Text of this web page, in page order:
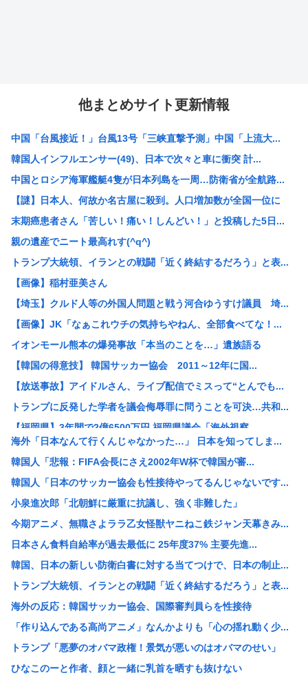
他まとめサイト更新情報
中国「台風接近！」台風13号「三峡直撃予測」中国「上流大...
韓国人インフルエンサー(49)、日本で次々と車に衝突 計...
中国とロシア海軍艦艇4隻が日本列島を一周…防衛省が全航路...
【謎】日本人、何故か名古屋に殺到。人口増加数が全国一位に
末期癌患者さん「苦しい！痛い！しんどい！」と投稿した5日...
親の遺産でニート最高れす(^q^)
トランプ大統領、イランとの戦闘「近く終結するだろう」と表...
【画像】稲村亜美さん
【埼玉】クルド人等の外国人問題と戦う河合ゆうすけ議員 埼...
【画像】JK「なぁこれウチの気持ちやねん、全部食べてな！...
イオンモール熊本の爆発事故「本当のことを…」遺族語る
【韓国の得意技】 韓国サッカー協会 2011～12年に国...
【放送事故】アイドルさん、ライブ配信でミスって“とんでも...
トランプに反発した学者を議会侮辱罪に問うことを可決…共和...
【福岡県】3年間で2億6500万円 福岡県議会「海外視察...
外国人留学生「また月給24万円、あんなに働いたのに…」ワ...
【朗報】熊本地震、ついに激甚災害指定！復旧費用は国が持つ...
ジャンポケ斉藤の被害女性「バウムクーヘン売ったりTikT...
【朗報】高市コイン、ホクホクし始めるwww
【衝撃】移民ベトナム女さん達の宅飲み、ガチでレベチwww
【悲報】日本円さん、「日米協調介入」すら無効化してしまう...
【朗報】中居正広さん、熊本で再び「ひそかに被災地支援」か...
スクーターの高校生ら2人が死傷、衝突した車の運転手を逮捕
「あきれてモノが言えない」「国を維持できるの？」外国人の...
【悲報】リュウジ氏、冷やし中華は「ダルい料理トップ10に...
【悲報】ショートスリーパー堀さん、対面で高須幹弥にキレる
経済大国の日本、世界に売るものがなさすぎて史上初めて韓国...
海外「日本なんて行くんじゃなかった…」 日本を知ってしま...
韓国人「悲報：FIFA会長にさえ2002年W杯で韓国が審...
韓国人「日本のサッカー協会も性接待やってるんじゃないです...
小泉進次郎「北朝鮮に厳重に抗議し、強く非難した」
今期アニメ、無職さよララ乙女怪獣ヤニねこ鉄ジャン天幕きみ...
日本さん食料自給率が過去最低に 25年度37% 主要先進...
韓国、日本の新しい防衛白書に対する当てつけで、日本の制止...
トランプ大統領、イランとの戦闘「近く終結するだろう」と表...
海外の反応：韓国サッカー協会、国際審判員らを性接待
「作り込んである高尚アニメ」なんかよりも「心の揺れ動く少...
トランプ「悪夢のオバマ政権！景気が悪いのはオバマのせい」
ひなこのーと作者、顔と一緒に乳首を晒すも抜けない